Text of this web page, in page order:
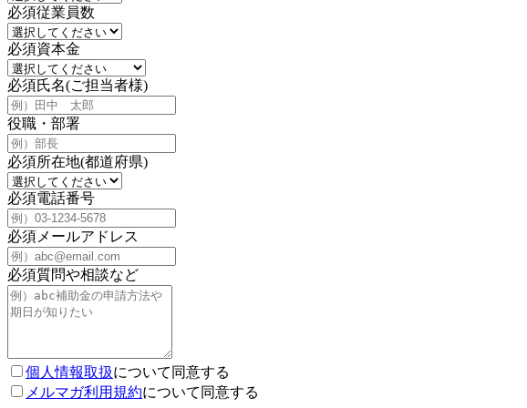
必須従業員数
必須資本金
必須氏名(ご担当者様)
役職・部署
必須所在地(都道府県)
必須電話番号
必須 メールアドレス
必須質問や相談など
個人情報取扱について同意する
メルマガ利用規約について同意する